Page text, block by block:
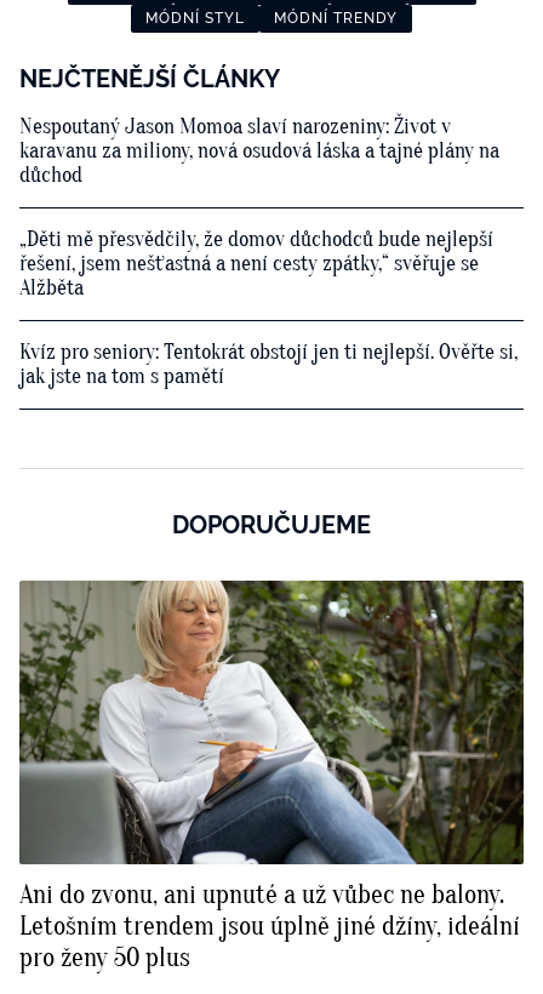
MÓDNÍ STYL
MÓDNÍ TRENDY
NEJČTENĚJŠÍ ČLÁNKY
Nespoutaný Jason Momoa slaví narozeniny: Život v
karavanu za miliony, nová osudová láska a tajné plány na
důchod
„Děti mě přesvědčily, že domov důchodců bude nejlepší
řešení, jsem nešťastná a není cesty zpátky,“ svěřuje se
Alžběta
Kvíz pro seniory: Tentokrát obstojí jen ti nejlepší. Ověřte si,
jak jste na tom s pamětí
DOPORUČUJEME
Ani do zvonu, ani upnuté a už vůbec ne balony.
Letošním trendem jsou úplně jiné džíny, ideální
pro ženy 50 plus